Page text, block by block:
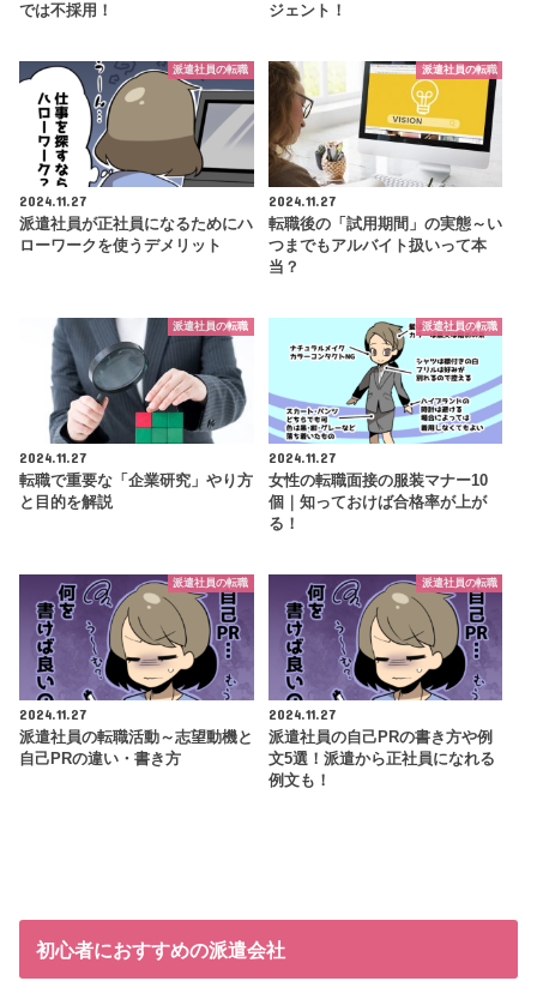
では不採用！
ジェント！
派遣社員の転職
2024.11.27
派遣社員が正社員になるためにハ
ローワークを使うデメリット
派遣社員の転職
2024.11.27
転職後の「試用期間」の実態～い
つまでもアルバイト扱いって本
当？
派遣社員の転職
2024.11.27
転職で重要な「企業研究」やり方
と目的を解説
派遣社員の転職
2024.11.27
女性の転職面接の服装マナー10
個｜知っておけば合格率が上が
る！
派遣社員の転職
2024.11.27
派遣社員の転職活動～志望動機と
自己PRの違い・書き方
派遣社員の転職
2024.11.27
派遣社員の自己PRの書き方や例
文5選！派遣から正社員になれる
例文も！
初心者におすすめの派遣会社